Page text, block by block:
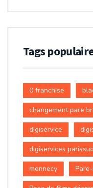
Tags
0 franchise
changement pare
digiservice
digiservices parissud
mennecy